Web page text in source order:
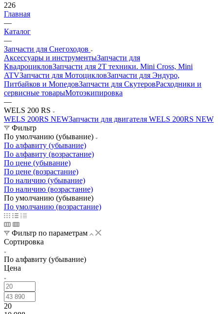
226
Главная
—
Каталог
—
Запчасти для Снегоходов
Аксессуары и инструментыЗапчасти для
КвадроцикловЗапчасти для 2T техники. Mini Cross, Mini
ATVЗапчасти для МотоцикловЗапчасти для Эндуро,
Питбайков и МопедовЗапчасти для СкутеровРасходники и
сервисные товарыМотоэкипировка
—
WELS 200 RS
WELS 200RS NEWЗапчасти для двигателя WELS 200RS NEW
Фильтр
По умолчанию (убывание)
По алфавиту (убывание)
По алфавиту (возрастание)
По цене (убывание)
По цене (возрастание)
По наличию (убывание)
По наличию (возрастание)
По умолчанию (убывание)
По умолчанию (возрастание)
Фильтр по параметрам
Сортировка
По алфавиту (убывание)
Цена
20